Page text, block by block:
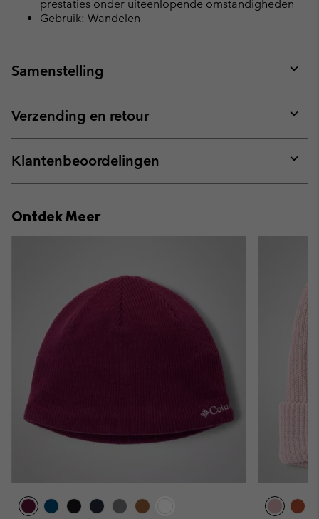
prestaties onder uiteenlopende omstandigheden
Gebruik: Wandelen
Samenstelling
or
Verzending en retour
or
Klantenbeoordelingen
or
Ontdek Meer